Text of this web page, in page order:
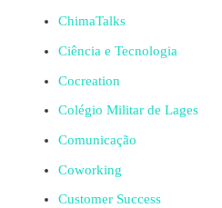
ChimaTalks
Ciência e Tecnologia
Cocreation
Colégio Militar de Lages
Comunicação
Coworking
Customer Success